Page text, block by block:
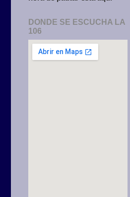
DONDE SE ESCUCHA LA
106